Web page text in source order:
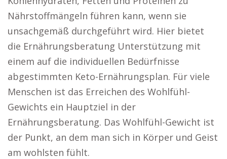
Nährstoffmängeln führen kann, wenn sie
unsachgemäß durchgeführt wird. Hier bietet
die Ernährungsberatung Unterstützung mit
einem auf die individuellen Bedürfnisse
abgestimmten Keto-Ernährungsplan. Für viele
Menschen ist das Erreichen des Wohlfühl-
Gewichts ein Hauptziel in der
Ernährungsberatung. Das Wohlfühl-Gewicht ist
der Punkt, an dem man sich in Körper und Geist
am wohlsten fühlt.